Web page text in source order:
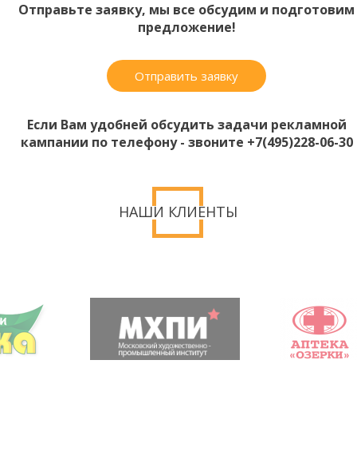
Отправьте заявку, мы все обсудим и подготовим
предложение!
Отправить заявку
Если Вам удобней обсудить задачи рекламной
кампании по телефону - звоните +7(495)228-06-30
НАШИ КЛИЕНТЫ